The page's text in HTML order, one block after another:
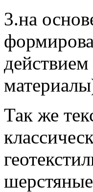
3.на
Так же